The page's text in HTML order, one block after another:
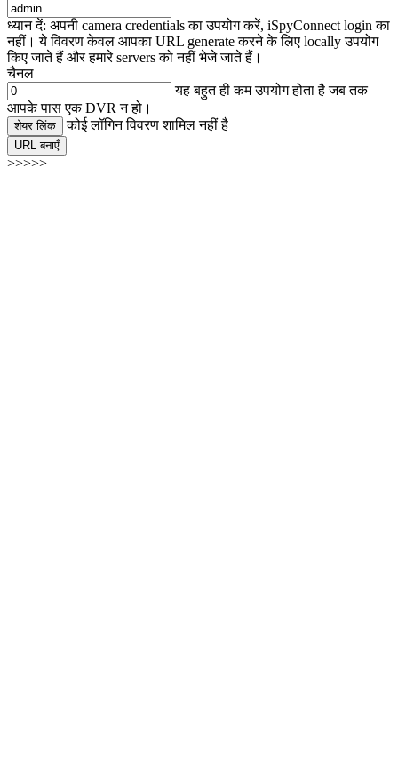
ध्यान दें: अपनी camera credentials का उपयोग करें, iSpyConnect login का
नहीं। ये विवरण केवल आपका URL generate करने के लिए locally उपयोग
किए जाते हैं और हमारे servers को नहीं भेजे जाते हैं।
चैनल
यह बहुत ही कम उपयोग होता है जब तक
आपके पास एक DVR न हो।
शेयर लिंक कोई लॉगिन विवरण शामिल नहीं है
URL बनाएँ
>>>>>